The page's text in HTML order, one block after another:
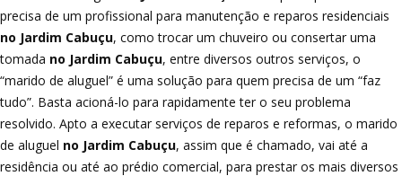
precisa de um profissional para manutenção e reparos residenciais
no Jardim Cabuçu, como trocar um chuveiro ou consertar uma
tomada no Jardim Cabuçu, entre diversos outros serviços, o
“marido de aluguel” é uma solução para quem precisa de um “faz
tudo”. Basta acioná-lo para rapidamente ter o seu problema
resolvido. Apto a executar serviços de reparos e reformas, o marido
de aluguel no Jardim Cabuçu, assim que é chamado, vai até a
residência ou até ao prédio comercial, para prestar os mais diversos